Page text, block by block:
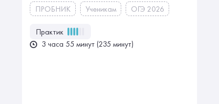
ПРОБНИК Ученикам ОГЭ 2026
Практик
3 часа 55 минут (235 минут)